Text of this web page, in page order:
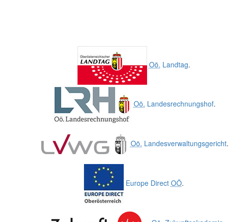
Oö. Landtag.
Oö. Landesrechnungshof.
Oö. Landesverwaltungsgericht.
Europe Direct OÖ.